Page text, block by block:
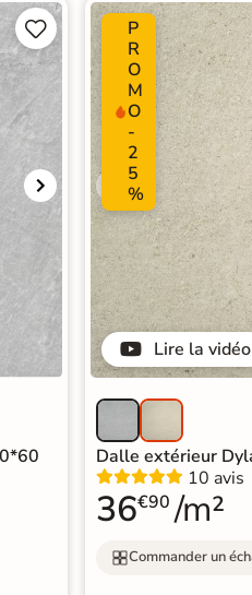


Lire la vidéo
P
R
O
M
O
-
2
5
%
Dalle extérieur
10 avis
36€90 /m²
Commander un